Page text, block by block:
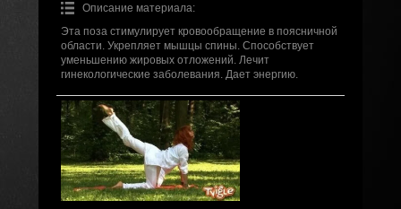
Описание материала:
Эта поза стимулирует кровообращение в поясничной
области. Укрепляет мышцы спины. Способствует
уменьшению жировых отложений. Лечит
гинекологические заболевания. Дает энергию.